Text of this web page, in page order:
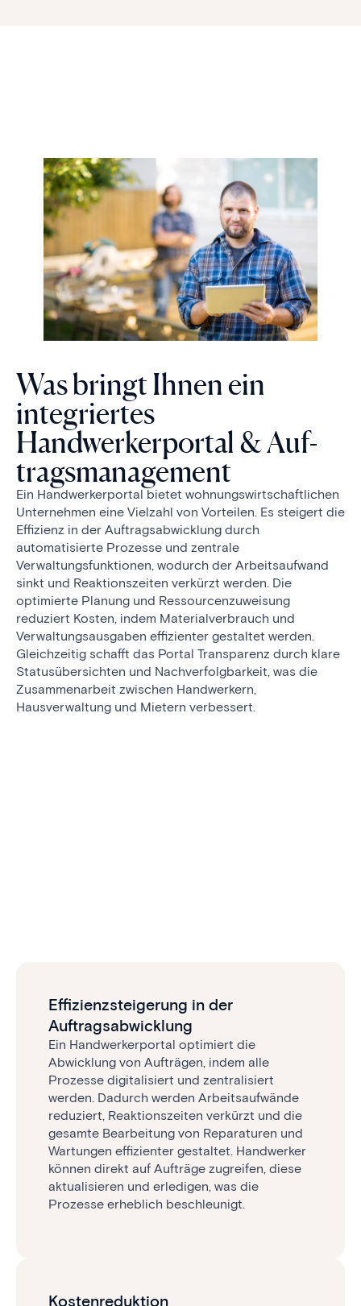
Was bringt Ihnen ein
integriertes
Handwerkerportal & Auf­
trags­manage­ment
Ein Handwerkerportal bietet wohnungswirtschaftlichen
Unternehmen eine Vielzahl von Vorteilen. Es steigert die
Effizienz in der Auftragsabwicklung durch
automatisierte Prozesse und zentrale
Verwaltungsfunktionen, wodurch der Arbeitsaufwand
sinkt und Reaktions­zeiten verkürzt werden. Die
optimierte Planung und Ressourcenzuweisung
reduziert Kosten, indem Materialverbrauch und
Verwaltungsausgaben effizienter gestaltet werden.
Gleichzeitig schafft das Portal Transparenz durch klare
Statusübersichten und Nachverfolgbarkeit, was die
Zusammenarbeit zwischen Handwerkern,
Hausverwaltung und Mietern verbessert.
Effizienzsteigerung in der
Auftragsabwicklung
Ein Handwerkerportal optimiert die
Abwicklung von Aufträgen, indem alle
Prozesse digitalisiert und zentralisiert
werden. Dadurch werden Arbeits­aufwände
reduziert, Reaktionszeiten verkürzt und die
gesamte Bearbeitung von Reparaturen und
Wartungen effizienter gestaltet. Handwerker
können direkt auf Aufträge zugreifen, diese
aktualisieren und erledigen, was die
Prozesse erheblich beschleunigt.
Kostenreduktion